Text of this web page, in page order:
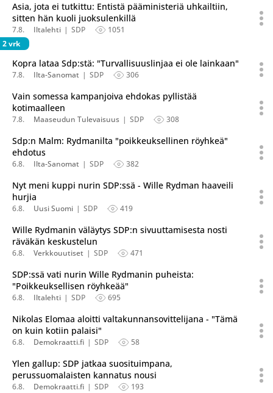
Asia, jota ei tutkittu: Entistä pääministeriä uhkailtiin,
sitten hän kuoli juoksulenkillä
7.8. Iltalehti SDP
1051
2 vrk
Kopra lataa Sdp:stä: "Turvallisuuslinjaa ei ole lainkaan"
7.8. Ilta-Sanomat SDP 306
Vain somessa kampanjoiva ehdokas pyllistää
kotimaalleen
7.8. Maaseudun Tulevaisuus SDP 308
Sdp:n Malm: Rydmanilta "poikkeuksellinen röyhkeä"
ehdotus
6.8. Ilta-Sanomat SDP 382
Nyt meni kuppi nurin SDP:ssä - Wille Rydman haaveili
hurjia
6.8. Uusi Suomi SDP 419
Wille Rydmanin väläytys SDP:n sivuuttamisesta nosti
räväkän keskustelun
6.8. Verkkouutiset SDP 471
SDP:ssä vati nurin Wille Rydmanin puheista:
"Poikkeuksellisen röyhkeää"
6.8. Iltalehti SDP 695
Nikolas Elomaa aloitti valtakunnansovittelijana - "Tämä
on kuin kotiin palaisi"
6.8. Demokraatti.fi SDP 58
Ylen gallup: SDP jatkaa suosituimpana,
perussuomalaisten kannatus nousi
6.8. Demokraatti.fi SDP 193